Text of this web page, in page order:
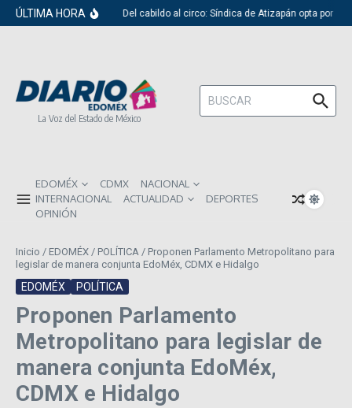
Saltar al contenido
ÚLTIMA HORA Del cabildo al circo: Síndica de Atizapán opta por el
La Voz del Estado de México
Buscar:
EDOMÉX CDMX
NACIONAL
INTERNACIONAL
ACTUALIDAD
DEPORTES
OPINIÓN
Inicio / EDOMÉX / POLÍTICA / Proponen Parlamento Metropolitano para
legislar de manera conjunta EdoMéx, CDMX e Hidalgo
EDOMÉX POLÍTICA
Proponen Parlamento
Metropolitano para legislar de
manera conjunta EdoMéx,
CDMX e Hidalgo